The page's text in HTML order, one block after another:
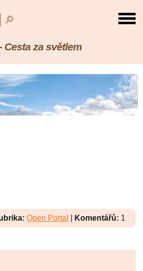
Cesta za světlem
Open Portal Komentářů: 1